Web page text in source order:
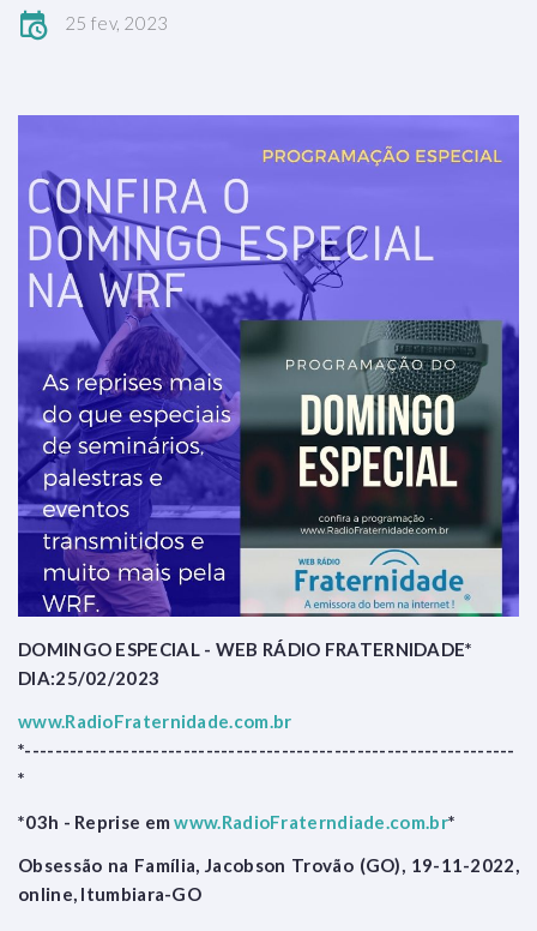
25 fev, 2023
DOMINGO ESPECIAL - WEB RÁDIO FRATERNIDADE*
DIA:25/02/2023
www.RadioFraternidade.com.br
*-----------------------------------------------------------------
*
*03h - Reprise emwww.RadioFraterndiade.com.br*
Obsessão na Família, Jacobson Trovão (GO), 19-11-2022,
online, Itumbiara-GO